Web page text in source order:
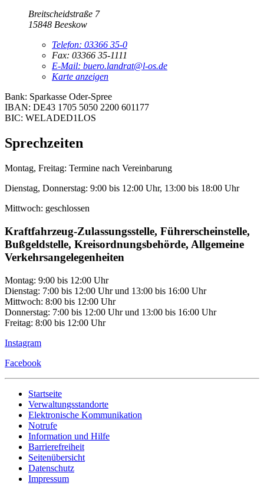
Breitscheidstraße 7
15848 Beeskow
Telefon: 03366 35-0
Fax: 03366 35-1111
E-Mail: buero.landrat@l-os.de
Karte anzeigen
Bank: Sparkasse Oder-Spree
IBAN: DE43 1705 5050 2200 601177
BIC: WELADED1LOS
Sprechzeiten
Montag, Freitag: Termine nach Vereinbarung
Dienstag, Donnerstag: 9:00 bis 12:00 Uhr, 13:00 bis 18:00 Uhr
Mittwoch: geschlossen
Kraftfahrzeug-Zulassungsstelle, Führerscheinstelle,
Bußgeldstelle, Kreisordnungsbehörde, Allgemeine
Verkehrsangelegenheiten
Montag: 9:00 bis 12:00 Uhr
Dienstag: 7:00 bis 12:00 Uhr und 13:00 bis 16:00 Uhr
Mittwoch: 8:00 bis 12:00 Uhr
Donnerstag: 7:00 bis 12:00 Uhr und 13:00 bis 16:00 Uhr
Freitag: 8:00 bis 12:00 Uhr
Instagram
Facebook
Startseite
Verwaltungsstandorte
Elektronische Kommunikation
Notrufe
Information und Hilfe
Barrierefreiheit
Seitenübersicht
Datenschutz
Impressum